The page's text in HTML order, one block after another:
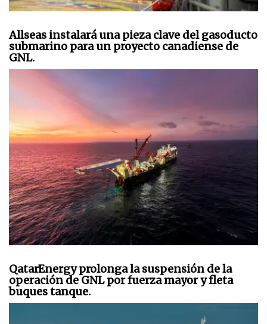
Allseas instalará una pieza clave del gasoducto
submarino para un proyecto canadiense de
GNL.
QatarEnergy prolonga la suspensión de la
operación de GNL por fuerza mayor y fleta
buques tanque.